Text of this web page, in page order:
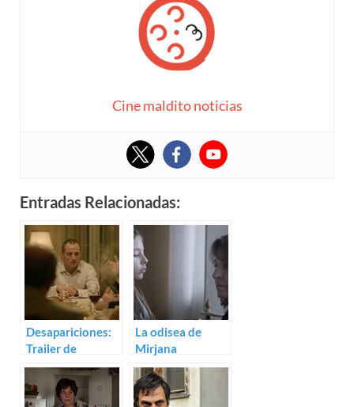
Cine maldito noticias
Entradas Relacionadas:
Desapariciones:
Trailer de
Humidity
La odisea de
Mirjana
Karanović: Trailer
de Requiem for
Mrs. J